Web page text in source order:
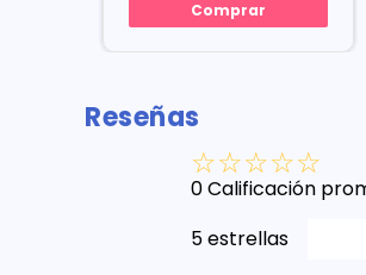
Comprar
Reseñas
☆☆☆☆☆
0 Calificación
5 estrellas